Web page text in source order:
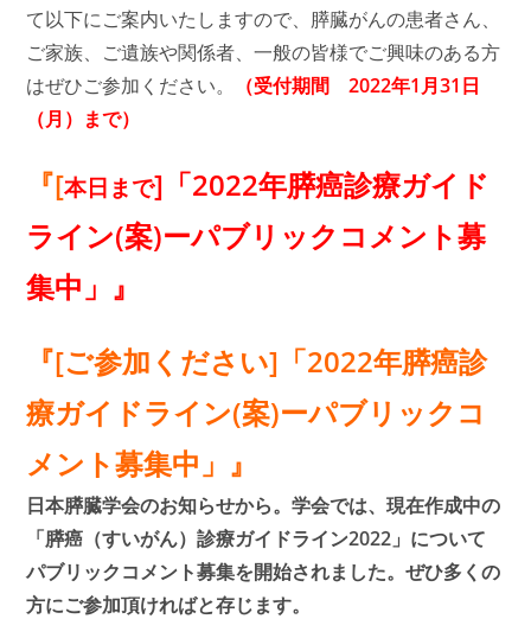
て以下にご案内いたしますので、膵臓がんの患者さん、
ご家族、ご遺族や関係者、一般の皆様でご興味のある方
はぜひご参加ください。
（受付期間 2022年1月31日
（月）まで）
『[本日まで]「2022年膵癌診療ガイド
ライン(案)ーパブリックコメント募
集中」』
『[ご参加ください]「2022年膵癌診
療ガイドライン(案)ーパブリックコ
メント募集中」』
日本膵臓学会のお知らせから。学会では、現在作成中の
「膵癌（すいがん）診療ガイドライン2022」について
パブリックコメント募集を開始されました。ぜひ多くの
方にご参加頂ければと存じます。